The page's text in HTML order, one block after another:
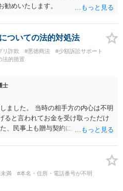
めいたします。
ついての法的対処法
リ詐欺 #悪徳商法
#少額訴訟サポート
法的措置
士
ました。 当時の相手方の内心は不明
ると言われてお金を受け取っただけ
、民事上も贈与契約に該当すると思
ようにしてください。 ご不安であれ
も良いかもしれません。 以上、ご参
満 #本名・住所・電話番号が不明